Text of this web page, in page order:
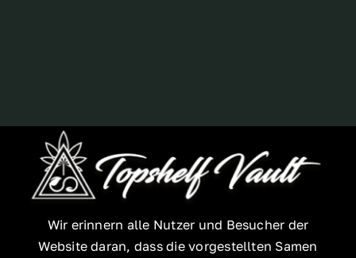
Wir erinnern alle Nutzer und Besucher der
Website daran, dass die vorgestellten Samen